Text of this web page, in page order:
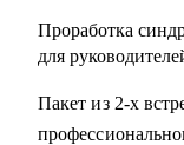
Проработка
для
Пакет из 2-х